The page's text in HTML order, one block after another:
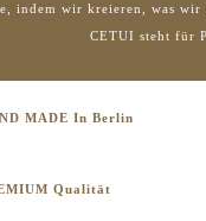
indem wir kreieren, was
CETUI steht für
MADE In Berlin
Qualität